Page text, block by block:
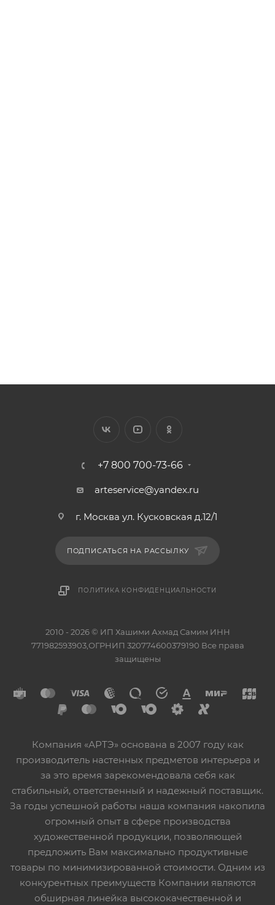
+7 800 700-73-66
arteservice@yandex.ru
г. Москва ул. Кусковская д.12/1
ПОДПИСАТЬСЯ НА РАССЫЛКУ
ПОЛИТИКА КОНФИДЕНЦИАЛЬНОСТИ
2010 - 2026 © ИП Хашими Ахмад Самим ИНН
771982593903,ОГРНИП 320774600379190 Все права
защищены
Компания «АРТЭ» основана в 2007 году как
производитель настенных предметов интерьера и
за это время зарекомендовала себя как
стабильный, ответственный и надежный поставщик.
За годы успешной работы наша компания накопила
огромный опыт в сфере производства
художественной продукции, позволяющей
предложить Вам максимально продуктивные
товары по минимизированной стоимости. Одним из
конкурентных преимуществ Компании являются
обширная линейка высококачественной и